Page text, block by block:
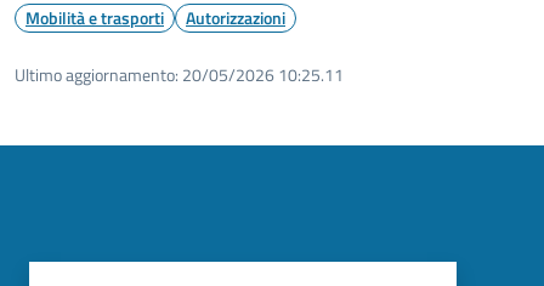
Mobilità e trasporti Autorizzazioni
Ultimo aggiornamento: 20/05/2026 10:25.11